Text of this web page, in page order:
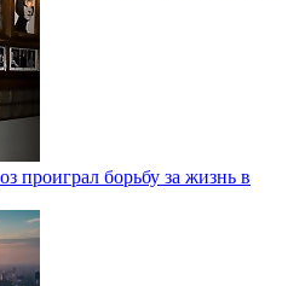
проиграл борьбу за жизнь в